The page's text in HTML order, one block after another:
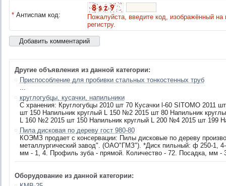
* Антиспам код:
Пожалуйста, введите код, изображённый
регистру.
Другие объявления из данной категории:
Приспособление для пробивки стальных тонкостенных труб
...
круглогубцы, кусачки, напильники
С хранения: Круглогубцы 2010 шт 70 Кусачки l-60 SITOMO 2011
шт 150 Напильник круглый L 150 №2 2015 шт 80 Напильник
L 160 №2 2015 шт 150 Напильник круглый L 200 №4 2015 шт 199
Пила дисковая по дереву гост 980-80
КОЭМЗ продает с консервации: Пилы дисковые по дереву
металлургический завод". (ОАО"ГМЗ"). *Диск пильный: ф 250-1,
мм - 1, 4. Профиль зуба - прямой. Количество - 72. Посадка, мм -
Оборудование из данной категории: